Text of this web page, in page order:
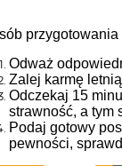
Odważ
Zalej karmę
Odczekaj 15
strawność, a tym
Podaj gotowy
pewności,